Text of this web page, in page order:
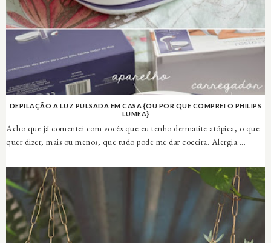
DEPILAÇÃO A LUZ PULSADA EM CASA {OU POR QUE COMPREI O PHILIPS
LUMEA}
Acho que já comentei com vocês que eu tenho dermatite atópica, o que
quer dizer, mais ou menos, que tudo pode me dar coceira. Alergia ...